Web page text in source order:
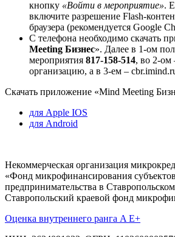
кнопку «Войти в мероприятие».
включите разрешение Flash-
браузера (рекомендуется Google
С телефона необходимо скачать
Meeting Бизнес». Далее в 1-ом
мероприятия 817-158-514, во 2-ом
организацию, а в 3-ем –
Скачать приложение «Mind Meeting
для Apple IOS
для Android
Некоммерческая организация
«Фонд микрофинансирования
предпринимательства в
Ставропольский краевой фонд
Оценка внутреннего ранга A E+